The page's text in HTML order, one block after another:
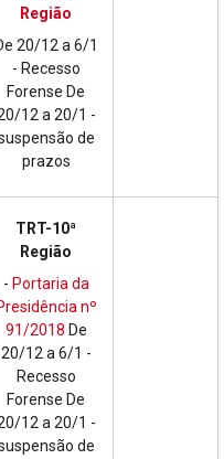
Região
20/12 a 6/1
- Recesso
Forense De
12 a 20/1 -
de
prazos
TRT-10ª
Região
- Portaria da
nº
91/2018 De
20/12 a 6/1 -
Recesso
Forense De
12 a 20/1 -
de